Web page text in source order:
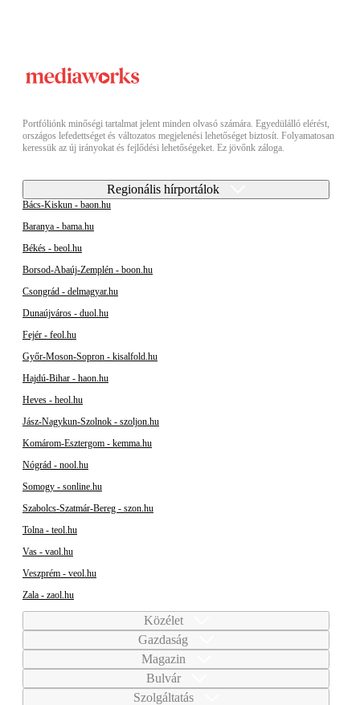
Portfóliónk minőségi tartalmat jelent minden olvasó számára. Egyedülálló elérést,
országos lefedettséget és változatos megjelenési lehetőséget biztosít. Folyamatosan
keressük az új irányokat és fejlődési lehetőségeket. Ez jövőnk záloga.
Regionális hírportálok
Bács-Kiskun - baon.hu
Baranya - bama.hu
Békés - beol.hu
Borsod-Abaúj-Zemplén - boon.hu
Csongrád - delmagyar.hu
Dunaújváros - duol.hu
Fejér - feol.hu
Győr-Moson-Sopron - kisalfold.hu
Hajdú-Bihar - haon.hu
Heves - heol.hu
Jász-Nagykun-Szolnok - szoljon.hu
Komárom-Esztergom - kemma.hu
Nógrád - nool.hu
Somogy - sonline.hu
Szabolcs-Szatmár-Bereg - szon.hu
Tolna - teol.hu
Vas - vaol.hu
Veszprém - veol.hu
Zala - zaol.hu
Közélet
Gazdaság
Magazin
Bulvár
Szolgáltatás